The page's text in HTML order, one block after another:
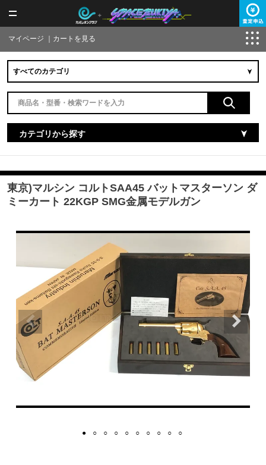
マイページ カートを見る
カテゴリから探す
東京)マルシン コルトSAA45 バットマスターソン ダ
ミーカート 22KGP SMG金属モデルガン